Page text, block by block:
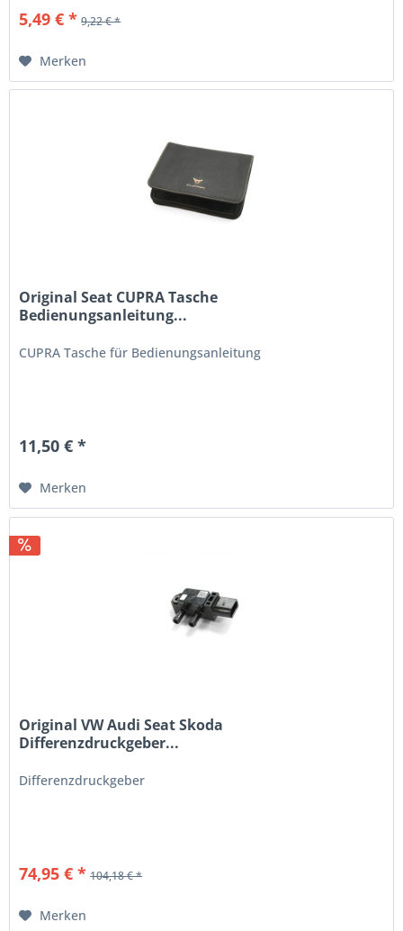
5,49 € * 9,22 € *
Merken
Original Seat CUPRA Tasche
Bedienungsanleitung...
CUPRA Tasche für Bedienungsanleitung
11,50 € *
Merken
Original VW Audi Seat Skoda
Differenzdruckgeber...
Differenzdruckgeber
74,95 € * 104,18 € *
Merken